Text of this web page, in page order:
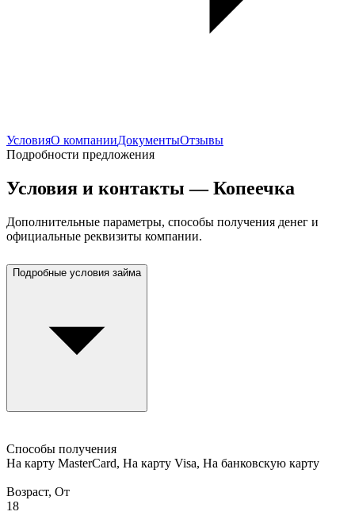
УсловияО компанииДокументыОтзывы
Подробности предложения
Условия и контакты — Копеечка
Дополнительные параметры, способы получения денег и
официальные реквизиты компании.
Подробные условия займа
Способы получения
На карту MasterCard, На карту Visa, На банковскую карту
Возраст, От
18